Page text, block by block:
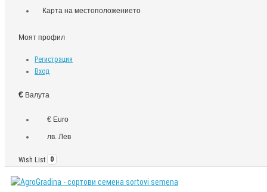
Карта на местоположението
Моят профил
Регистрация
Вход
€ Валута
€ Euro
лв. Лев
Wish List 0